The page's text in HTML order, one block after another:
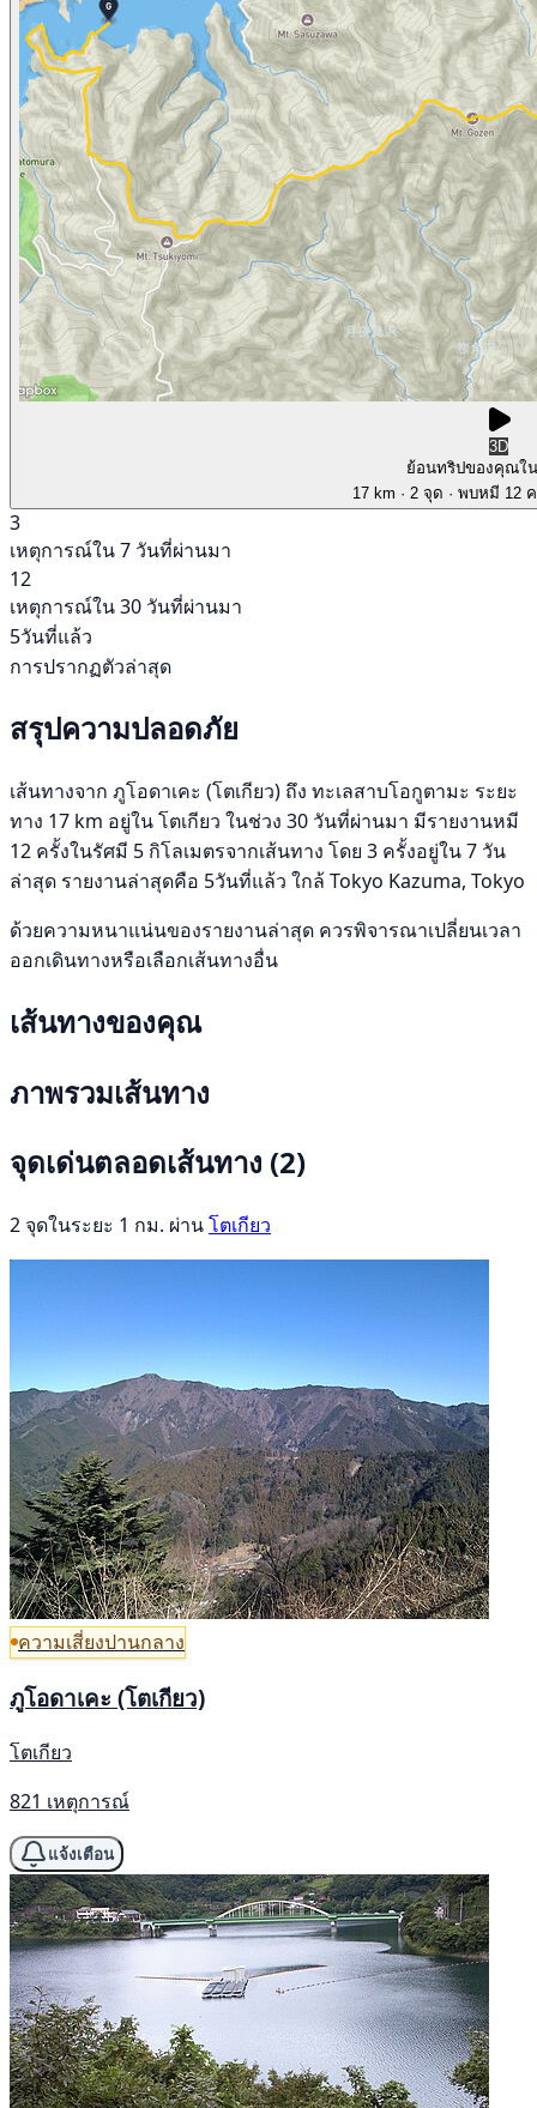
3D
ย้อนทริปของคุณใ
17 km · 2 จุด · พบหมี 12
3
เหตุการณ์ใน 7 วันที่ผ่านมา
12
เหตุการณ์ใน 30 วันที่ผ่านมา
5วันที่แล้ว
การปรากฏตัวล่าสุด
สรุปความปลอดภัย
เส้นทางจาก ภูโอดาเคะ (โตเกียว) ถึง ทะเลสาบโอกูตามะ ระยะ
ทาง 17 km อยู่ใน โตเกียว ในช่วง 30 วันที่ผ่านมา มีรายงานหมี
12 ครั้งในรัศมี 5 กิโลเมตรจากเส้นทาง โดย 3 ครั้งอยู่ใน 7 วัน
ล่าสุด รายงานล่าสุดคือ 5วันที่แล้ว ใกล้ Tokyo Kazuma, Tokyo
ด้วยความหนาแน่นของรายงานล่าสุด ควรพิจารณาเปลี่ยนเวลา
ออกเดินทางหรือเลือกเส้นทางอื่น
เส้นทางของคุณ
ภาพรวมเส้นทาง
จุดเด่นตลอดเส้นทาง (2)
2 จุดในระยะ 1 กม. ผ่านโตเกียว
ความเสี่ยงปานกลาง
ภูโอดาเคะ (โตเกียว)
โตเกียว
821 เหตุการณ์
แจ้งเตือน